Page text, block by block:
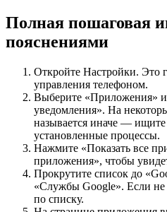
Полная пошаговая
пояснениями
Откройте Настройки. Это
управления телефоном.
Выберите «Приложения»
уведомления». На
называется иначе — ищите
установленные процессы.
Нажмите «Показать все
приложения», чтобы
Прокрутите список до
«Службы Google». Если не
по списку.